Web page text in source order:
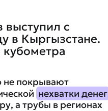
с
в Кыргызстане.
не покрывают
нехватки денег
а трубы в регионах